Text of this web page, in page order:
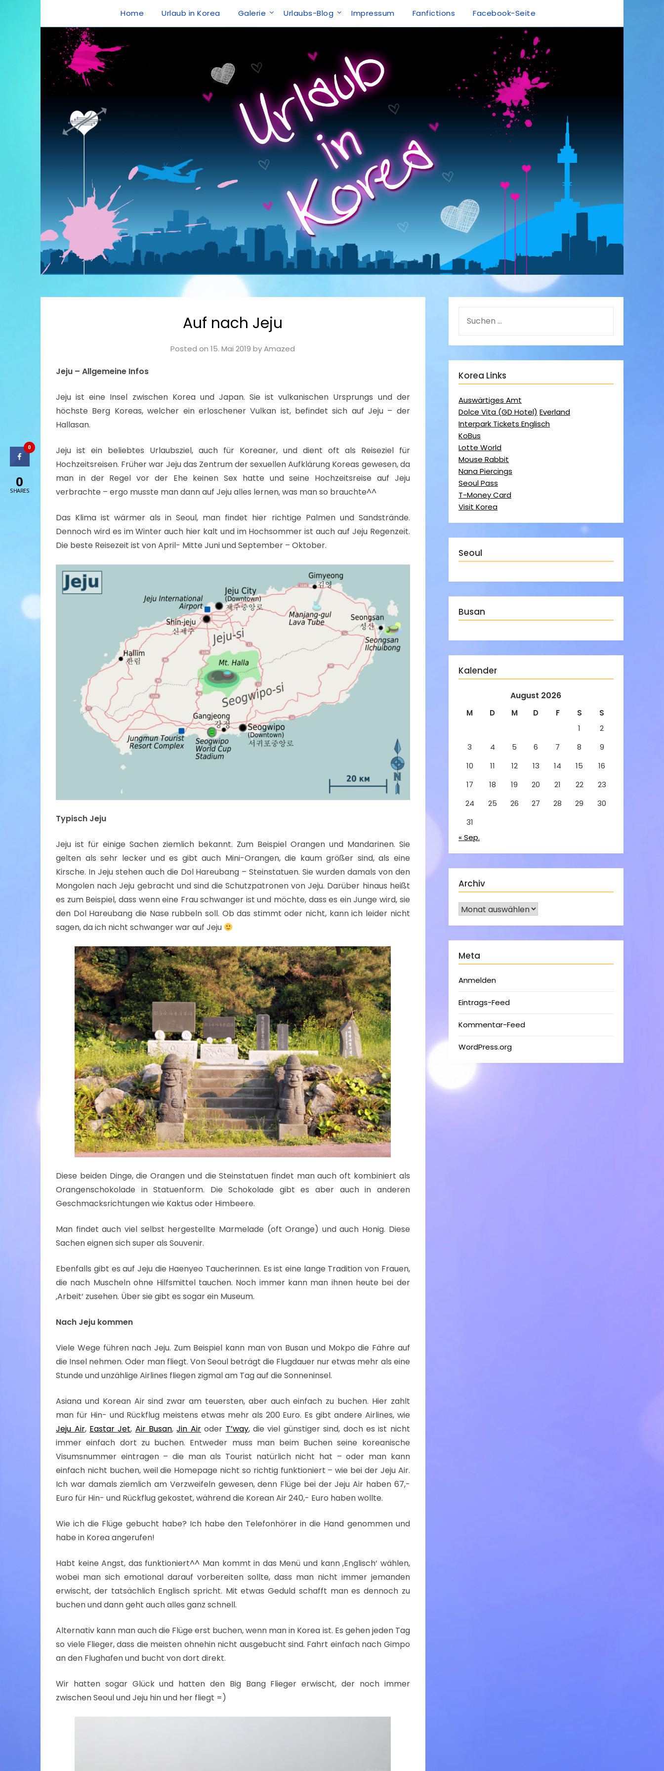
Urlaub in Korea
Home Urlaub in Korea Galerie Urlaubs-Blog Impressum Fanfictions Facebook-Seite
Auf nach Jeju
Posted on15. Mai 2019 byAmazed
Jeju – Allgemeine Infos
Jeju ist eine Insel zwischen Korea und Japan. Sie ist vulkanischen Ursprungs und der
höchste Berg Koreas, welcher ein erloschener Vulkan ist, befindet sich auf Jeju – der
Hallasan.
Jeju ist ein beliebtes Urlaubsziel, auch für Koreaner, und dient oft als Reiseziel für
Hochzeitsreisen. Früher war Jeju das Zentrum der sexuellen Aufklärung Koreas gewesen, da
man in der Regel vor der Ehe keinen Sex hatte und seine Hochzeitsreise auf Jeju
verbrachte – ergo musste man dann auf Jeju alles lernen, was man so brauchte^^
Das Klima ist wärmer als in Seoul, man findet hier richtige Palmen und Sandstrände.
Dennoch wird es im Winter auch hier kalt und im Hochsommer ist auch auf Jeju Regenzeit.
Die beste Reisezeit ist von April- Mitte Juni und September – Oktober.
Typisch Jeju
Jeju ist für einige Sachen ziemlich bekannt. Zum Beispiel Orangen und Mandarinen. Sie
gelten als sehr lecker und es gibt auch Mini-Orangen, die kaum größer sind, als eine
Kirsche. In Jeju stehen auch die Dol Hareubang – Steinstatuen. Sie wurden damals von den
Mongolen nach Jeju gebracht und sind die Schutzpatronen von Jeju. Darüber hinaus heißt
es zum Beispiel, dass wenn eine Frau schwanger ist und möchte, dass es ein Junge wird, sie
den Dol Hareubang die Nase rubbeln soll. Ob das stimmt oder nicht, kann ich leider nicht
sagen, da ich nicht schwanger war auf Jeju
Diese beiden Dinge, die Orangen und die Steinstatuen findet man auch oft kombiniert als
Orangenschokolade in Statuenform. Die Schokolade gibt es aber auch in anderen
Geschmacksrichtungen wie Kaktus oder Himbeere.
Man findet auch viel selbst hergestellte Marmelade (oft Orange) und auch Honig. Diese
Sachen eignen sich super als Souvenir.
Ebenfalls gibt es auf Jeju die Haenyeo Taucherinnen. Es ist eine lange Tradition von Frauen,
die nach Muscheln ohne Hilfsmittel tauchen. Noch immer kann man ihnen heute bei der
‚Arbeit‘ zusehen. Über sie gibt es sogar ein Museum.
Nach Jeju kommen
Viele Wege führen nach Jeju. Zum Beispiel kann man von Busan und Mokpo die Fähre auf
die Insel nehmen. Oder man fliegt. Von Seoul beträgt die Flugdauer nur etwas mehr als eine
Stunde und unzählige Airlines fliegen zigmal am Tag auf die Sonneninsel.
Asiana und Korean Air sind zwar am teuersten, aber auch einfach zu buchen. Hier zahlt
man für Hin- und Rückflug meistens etwas mehr als 200 Euro. Es gibt andere Airlines, wie
Jeju Air, Eastar Jet, Air Busan,Jin Airoder T’way, die viel günstiger sind, doch es ist nicht
immer einfach dort zu buchen. Entweder muss man beim Buchen seine koreanische
Visumsnummer eintragen – die man als Tourist natürlich nicht hat – oder man kann
einfach nicht buchen, weil die Homepage nicht so richtig funktioniert – wie bei der Jeju Air.
Ich war damals ziemlich am Verzweifeln gewesen, denn Flüge bei der Jeju Air haben 67,-
Euro für Hin- und Rückflug gekostet, während die Korean Air 240,- Euro haben wollte.
Wie ich die Flüge gebucht habe? Ich habe den Telefonhörer in die Hand genommen und
habe in Korea angerufen!
Habt keine Angst, das funktioniert^^ Man kommt in das Menü und kann ‚Englisch‘ wählen,
wobei man sich emotional darauf vorbereiten sollte, dass man nicht immer jemanden
erwischt, der tatsächlich Englisch spricht. Mit etwas Geduld schafft man es dennoch zu
buchen und dann geht auch alles ganz schnell.
Alternativ kann man auch die Flüge erst buchen, wenn man in Korea ist. Es gehen jeden Tag
so viele Flieger, dass die meisten ohnehin nicht ausgebucht sind. Fahrt einfach nach Gimpo
an den Flughafen und bucht von dort direkt.
Wir hatten sogar Glück und hatten den Big Bang Flieger erwischt, der noch immer
zwischen Seoul und Jeju hin und her fliegt =)
Korea Links
Auswärtiges Amt
Dolce Vita (GD Hotel) Everland
Interpark Tickets Englisch
KoBus
Lotte World
Mouse Rabbit
Nana Piercings
Seoul Pass
T-Money Card
Visit Korea
Seoul
Busan
Kalender
August 2026
M D M D F S
S
1
2
3
4 5 6 7 8
9
10
11 12 13 14 15
16
17
18 19 20 21 22
23
24
25 26 27 28 29
30
31
« Sep.
Archiv
Meta
Anmelden
Eintrags-Feed
Kommentar-Feed
WordPress.org
0
0
SHARES